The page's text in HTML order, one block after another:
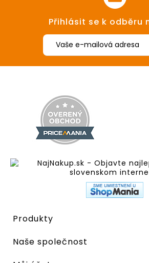
Přihlásit se k odběru
Produkty
Naše společnost